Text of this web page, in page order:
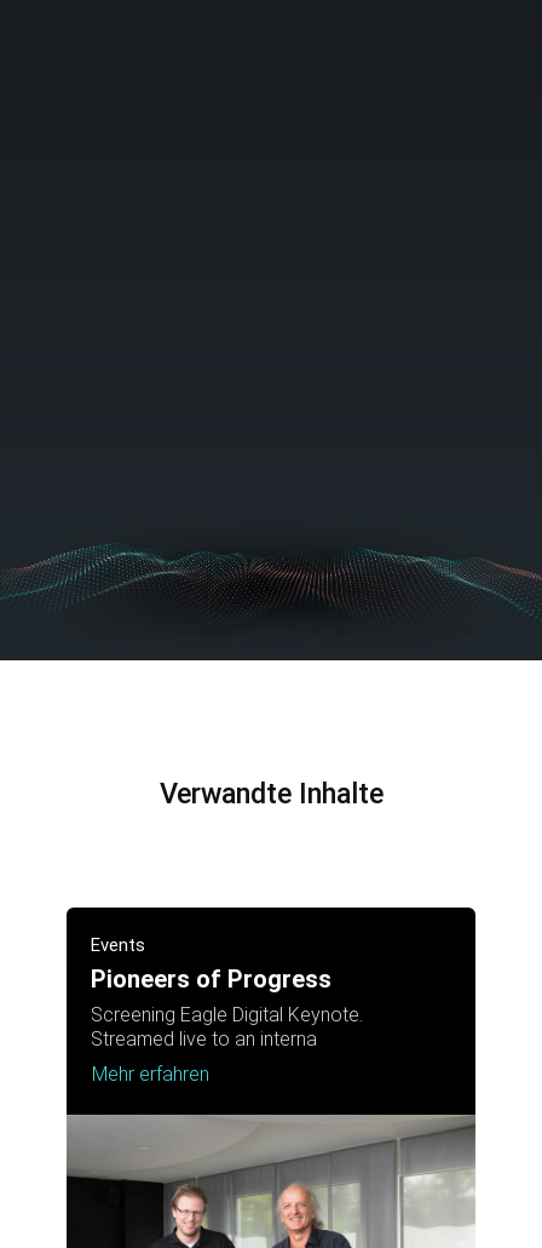
Verwandte Inhalte
Events
Pioneers of Progress
Screening Eagle Digital Keynote.
Streamed live to an interna
Mehr erfahren